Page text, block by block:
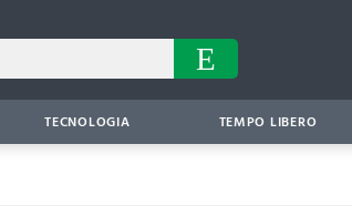
TECNOLOGIA TEMPO LIBERO